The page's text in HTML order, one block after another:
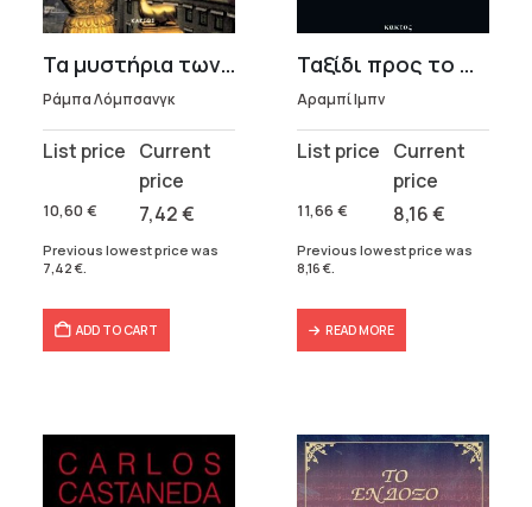
Τα μυστήρια των Λάμα
Ράμπα Λόμπσανγκ
10,60 €
Original
was:
7,42€
Current
is:
Previous lowest price was
7,42 €
ADD TO CART
Ταξίδι προς το Θεό
Αραμπί Ιμπν
11,66 €
Original
was:
8,16€
Current
is:
Previous lowest price was
8,16 €
READ MORE